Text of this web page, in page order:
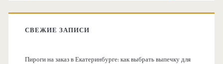
:
СВЕЖИЕ ЗАПИСИ
Пироги на заказ в Екатеринбурге: как выбрать выпечку для